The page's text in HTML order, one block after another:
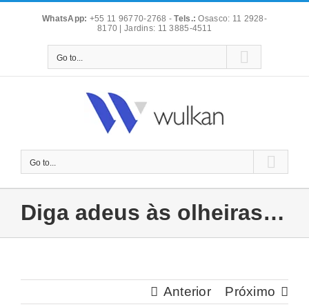
WhatsApp: +55 11 96770-2768 -Tels.: Osasco: 11 2928-
8170 | Jardins: 11 3885-4511
Go to...
Go to...
Diga adeus às olheiras…
Anterior Próximo